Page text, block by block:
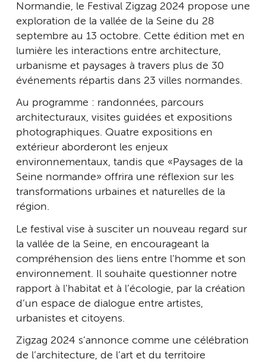
Normandie, le Festival Zigzag 2024 propose une
exploration de la vallée de la Seine du 28
septembre au 13 octobre. Cette édition met en
lumière les interactions entre architecture,
urbanisme et paysages à travers plus de 30
événements répartis dans 23 villes normandes.
Au programme : randonnées, parcours
architecturaux, visites guidées et expositions
photographiques. Quatre expositions en
extérieur aborderont les enjeux
environnementaux, tandis que « Paysages de la
Seine normande » offrira une réflexion sur les
transformations urbaines et naturelles de la
région.
Le festival vise à susciter un nouveau regard sur
la vallée de la Seine, en encourageant la
compréhension des liens entre l’homme et son
environnement. Il souhaite questionner notre
rapport à l’habitat et à l’écologie, par la création
d’un espace de dialogue entre artistes,
urbanistes et citoyens.
Zigzag 2024 s’annonce comme une célébration
de l’architecture, de l’art et du territoire